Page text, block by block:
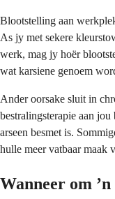
Blootstelling aan
As jy met sekere
werk, mag jy hoër
wat karsiene genoem
Ander oorsake sluit in
bestralingsterapie aan
arseen besmet is.
hulle meer vatbaar maak
Wanneer om